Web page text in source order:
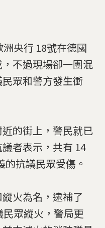
洲央行 18號在德國
不過現場卻一團混
眾和警方發生衝
的街上，警民就已
者表示，共有 14
抗議民眾受傷。
火為名，逮補了
眾縱火，警局更